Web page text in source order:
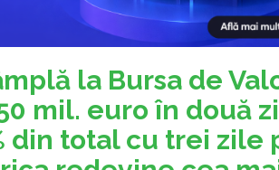
la Bursa de
mil. euro în două
din total cu trei zile